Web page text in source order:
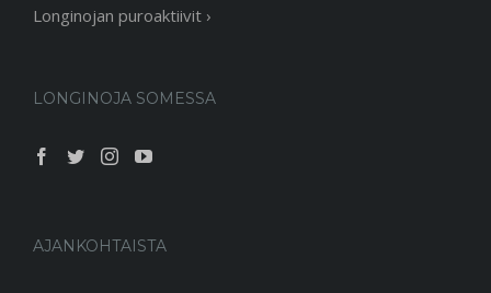
Longinojan puroaktiivit ›
LONGINOJA SOMESSA
AJANKOHTAISTA